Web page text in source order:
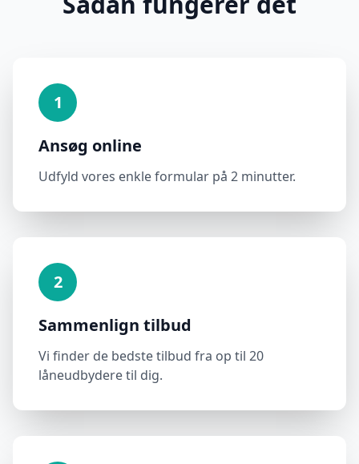
1
Ansøg online
Udfyld vores enkle formular på 2 minutter.
2
Sammenlign tilbud
Vi finder de bedste tilbud fra op til 20
låneudbydere til dig.